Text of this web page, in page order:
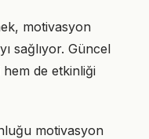
motivasyon
sağlıyor. Güncel
de etkinliği
motivasyon